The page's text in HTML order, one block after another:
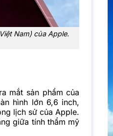
Nam) của Apple.
mắt sản phẩm của
hình lớn 6,6 inch,
lịch sử củaApple.
giữa tính thẩm mỹ